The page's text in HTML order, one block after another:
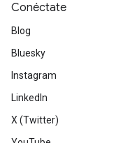
Conéctate
Blog
Bluesky
Instagram
LinkedIn
X (Twitter)